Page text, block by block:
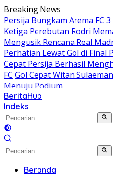
Langsung
ke
konten
Breaking News
Persija Bungkam Arema FC
Ketiga Perebutan Rodri
Mengusik Rencana Real
Perhatian Lewat Gol di Final
Cepat Persija Berhasil
FC Gol Cepat Witan
Menuju Podium
BeritaHub
Indeks
Beranda